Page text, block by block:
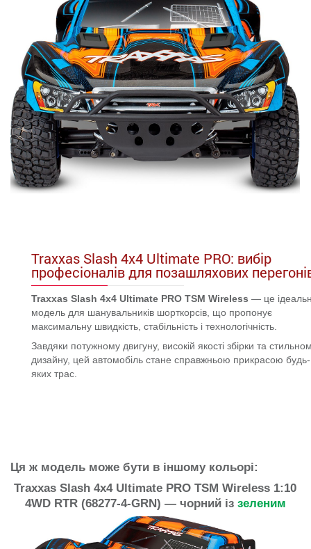
Traxxas Slash 4x4 Ultimate PRO: вибір
професіоналів для позашляхових
Traxxas Slash 4x4 Ultimate PRO TSM Wireless — це
модель для шанувальників шорткорсів, що пропонує
максимальну швидкість, стабільність і технологічність.
Завдяки потужному двигуну, високій якості збірки та
дизайну, цей автомобіль стане справжньою прикрасою будь-
яких трас.
Ця ж модель може бути в іншому кольорі:
Traxxas Slash 4x4 Ultimate PRO TSM Wireless 1:10
4WD RTR (68277-4-GRN) — чорний із зеленим